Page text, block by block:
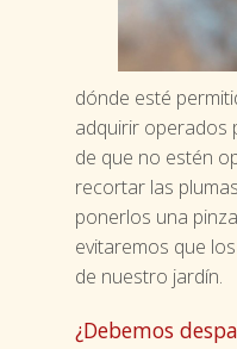
dónde esté
adquirir operados
de que no estén
recortar las
ponerlos una
evitaremos que
de nuestro jardín.
¿Debemos